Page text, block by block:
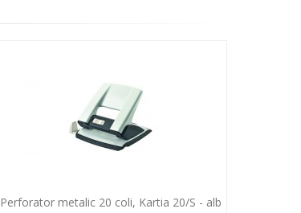
Perforator metalic 20 coli, Kartia 20/S - alb